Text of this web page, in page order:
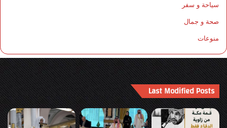
سياحة و سفر
صحة و جمال
منوعات
Last Modified Posts